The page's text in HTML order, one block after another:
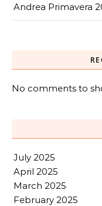
Andrea Primavera
No comments to
July 2025
April 2025
March 2025
February 2025